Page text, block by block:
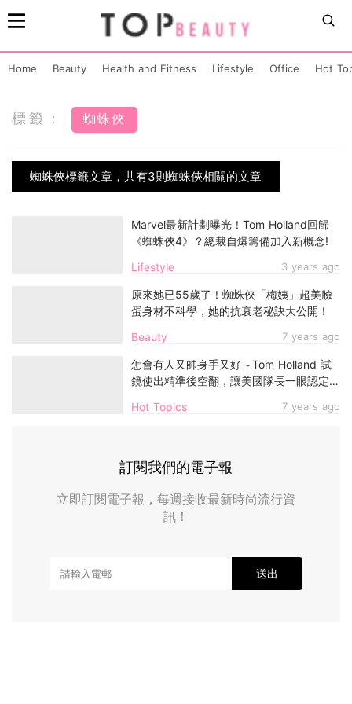
Home Beauty Health and Fitness Lifestyle Office Hot
標籤： 蜘蛛俠
蜘蛛俠標籤文章，共有3則蜘蛛俠相關的文章
Lifestyle 3 years ago
Marvel最新計劃曝光！Tom Holland回歸
《蜘蛛俠4》？總裁自爆籌備加入新概念!
Beauty 7 years ago
原來她已55歲了！蜘蛛俠「梅姨」超美臉
蛋身材不科學，她的抗衰老秘訣大公開！
Hot Topics 7 years ago
怎會有人又帥身手又好～Tom Holland 試
鏡使出精準後空翻，讓美國隊長一眼認定他
訂閱我們的電子報
立即訂閱電子報，每週接收最新時尚流行資
訊！
送出